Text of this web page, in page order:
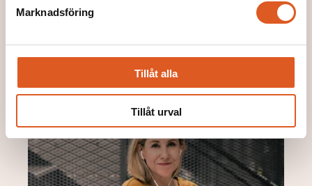
Marknadsföring
Tillåt alla
Tillåt urval
Kontakta oss